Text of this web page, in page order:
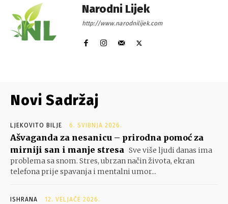
Narodni Lijek
http://www.narodnilijek.com
Novi Sadržaj
LJEKOVITO BILJE 6. SVIBNJA 2026.
Ašvaganda za nesanicu – prirodna pomoć za
mirniji san i manje stresa Sve više ljudi danas ima
problema sa snom. Stres, ubrzan način života, ekran
telefona prije spavanja i mentalni umor...
ISHRANA 12. VELJAČE 2026.